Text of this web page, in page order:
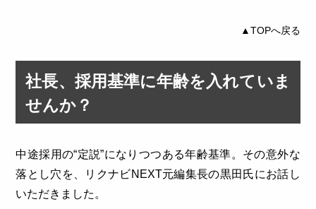
▲TOPへ戻る
社長、採用基準に年齢を入れていま
せんか？
中途採用の“定説”になりつつある年齢基準。その意外な
落とし穴を、リクナビNEXT元編集長の黒田氏にお話し
いただきました。